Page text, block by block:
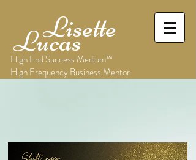
Lisette
Lucas
High End Success Medium™
High Frequency Business Mentor